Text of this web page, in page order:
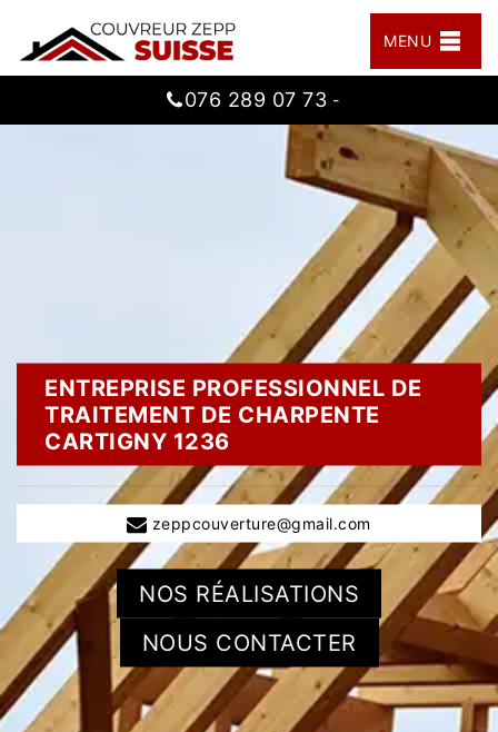
MENU
076 289 07 73 -
ENTREPRISE PROFESSIONNEL DE
TRAITEMENT DE CHARPENTE
CARTIGNY 1236
zeppcouverture@gmail.com
NOS RÉALISATIONS
NOUS CONTACTER